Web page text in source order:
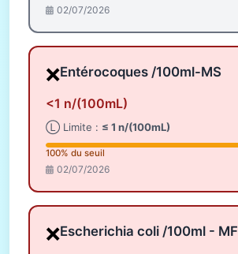
02/07/2026
❌Entérocoques /100ml-MS
<1 n/(100mL)
Ⓛ Limite : ≤ 1 n/(100mL)
100% du seuil
02/07/2026
❌Escherichia coli /100ml - MF